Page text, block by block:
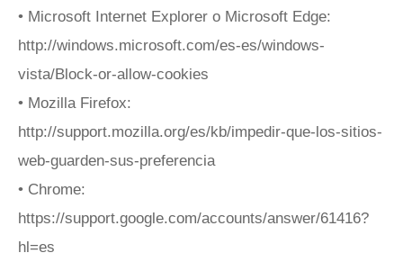
• Microsoft Internet Explorer o Microsoft Edge:
http://windows.microsoft.com/es-es/windows-
vista/Block-or-allow-cookies
• Mozilla Firefox:
http://support.mozilla.org/es/kb/impedir-que-los-sitios-
web-guarden-sus-preferencia
• Chrome:
https://support.google.com/accounts/answer/61416?
hl=es